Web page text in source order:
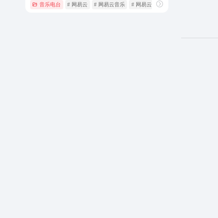
音乐电台 # 网易云 # 网易云音乐 # 网易云音乐官网